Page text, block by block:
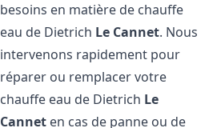
besoins en matière de chauffe
eau de Dietrich Le Cannet. Nous
intervenons rapidement pour
réparer ou remplacer votre
chauffe eau de Dietrich Le
Cannet en cas de panne ou de